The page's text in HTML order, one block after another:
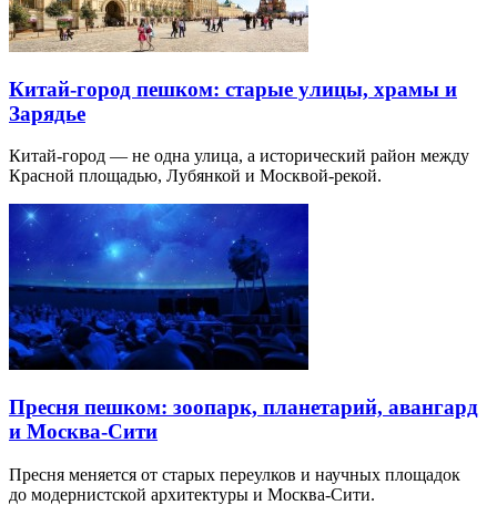
Китай-город пешком: старые улицы, храмы и
Зарядье
Китай-город — не одна улица, а исторический район между
Красной площадью, Лубянкой и Москвой-рекой.
Пресня пешком: зоопарк, планетарий, авангард
и Москва-Сити
Пресня меняется от старых переулков и научных площадок
до модернистской архитектуры и Москва-Сити.